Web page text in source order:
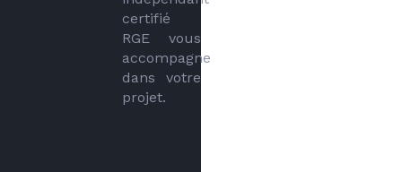
certifié
RGE vous
accompagne
dans votre
projet.